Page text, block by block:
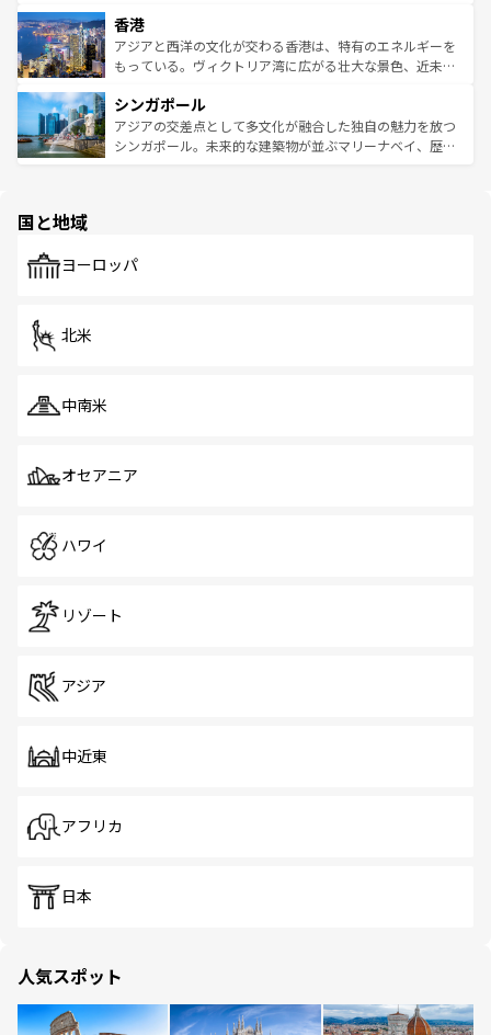
とつ。フォーやバインミー、ベトナムコーヒーなどは、ぜ
ひ現地で味わいたい。どの地域を訪れてもあたたかい人々
が旅行者を迎えてくれるので、きっと忘れられない旅にな
参照してほしい。
の活気が交差している。北部ではチェンマイなどの山岳地
帯で自然と触れ合い、南部ではプーケットやクラビの美し
いビーチでリゾート気分を楽しむことができる。タイ料理
激する。気候は一年中温暖で、どの季節にも異なる楽しみ
が待っている。親しみやすいタイの人々、仏教を中心とし
た文化、そして多様な観光資源が、訪れる旅人を魅了し続
香港
アジアと西洋の文化が交わる香港は、特有のエネルギーを
もっている。ヴィクトリア湾に広がる壮大な景色、近未来
み、どこを訪れても感動するはず。観光スポットが密集し
ており、効率よく見どころを回れるのも魅力。息をのむよ
うな絶景から文化的な体験まで、香港を存分に楽しみ尽く
シンガポール
アジアの交差点として多文化が融合した独自の魅力を放つ
シンガポール。未来的な建築物が並ぶマリーナベイ、歴史
で、ホーカーズは地元の風情を楽しめる外せないスポット
国と地域
ヨーロッパ
北米
中南米
オセアニア
ハワイ
リゾート
アジア
中近東
アフリカ
日本
人気スポット